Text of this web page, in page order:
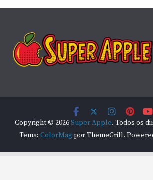
Copyright © 2026Super Apple. Todos os
Tema: ColorMag por ThemeGrill.